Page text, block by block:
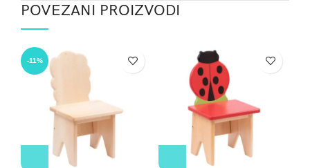
POVEZANI PROIZVODI
-11%